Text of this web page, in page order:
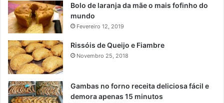
Bolo de laranja da mãe o mais fofinho do
mundo
Fevereiro 12, 2019
Rissóis de Queijo e Fiambre
Novembro 25, 2018
Gambas no forno receita deliciosa fácil e
demora apenas 15 minutos